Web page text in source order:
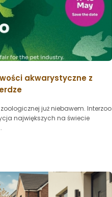
akwarystyczne z
już niebawem. Interzoo
największych na świecie